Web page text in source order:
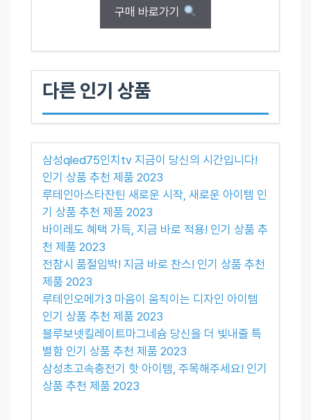
구매 바로가기
다른 인기 상품
삼성qled75인치tv 지금이 당신의 시간입니다!
인기 상품 추천 제품 2023
루테인아스타잔틴 새로운 시작, 새로운 아이템 인
기 상품 추천 제품 2023
바이레도 혜택 가득, 지금 바로 적용! 인기 상품 추
천 제품 2023
전참시 품절임박! 지금 바로 찬스! 인기 상품 추천
제품 2023
루테인오메가3 마음이 움직이는 디자인 아이템
인기 상품 추천 제품 2023
블루보넷킬레이트마그네슘 당신을 더 빛내줄 특
별함 인기 상품 추천 제품 2023
삼성초고속충전기 핫 아이템, 주목해주세요! 인기
상품 추천 제품 2023